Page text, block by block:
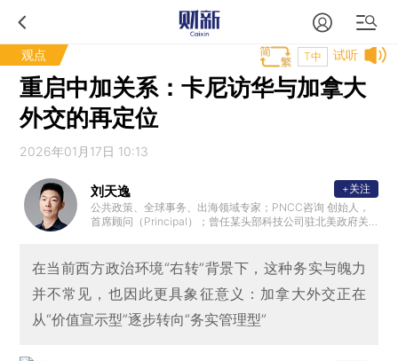
观点 试听
T中
重启中加关系：卡尼访华与加拿大
外交的再定位
2026年01月17日 10:13
刘天逸
公共政策、全球事务、出海领域专家；PNCC咨询 创始人，
首席顾问（Principal）；曾任某头部科技公司驻北美政府关
+关注
在当前西方政治环境“右转”背景下，这种务实与魄力
并不常见，也因此更具象征意义：加拿大外交正在
从“价值宣示型”逐步转向“务实管理型”